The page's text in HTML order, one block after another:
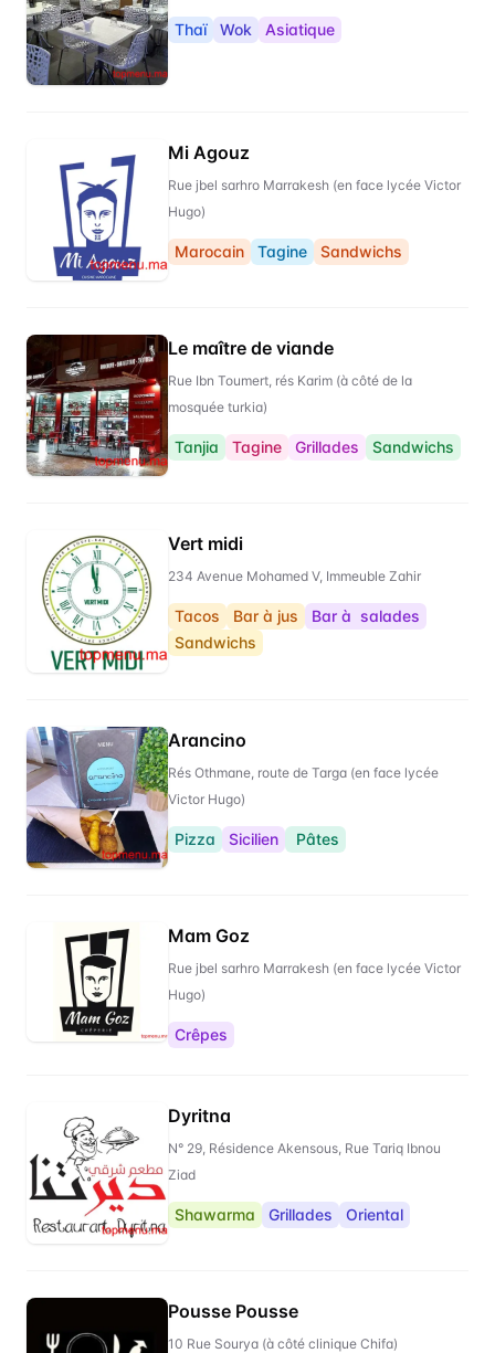
Thaï Wok Asiatique
Mi Agouz
Rue jbel sarhro Marrakesh (en face lycée Victor
Hugo)
Marocain Tagine Sandwichs
Le maître de viande
Rue Ibn Toumert, rés Karim (à côté de la
mosquée turkia)
Tanjia Tagine Grillades Sandwichs
Vert midi
234 Avenue Mohamed V, Immeuble Zahir
Tacos Bar à jus
Bar à salades
Sandwichs
Arancino
Rés Othmane, route de Targa (en face lycée
Victor Hugo)
Pizza Sicilien Pâtes
Mam Goz
Rue jbel sarhro Marrakesh (en face lycée Victor
Hugo)
Crêpes
Dyritna
N° 29, Résidence Akensous, Rue Tariq Ibnou
Ziad
Shawarma Grillades Oriental
Pousse Pousse
10 Rue Sourya (à côté clinique Chifa)